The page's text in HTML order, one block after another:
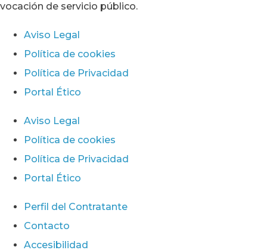
vocación de servicio público.
Aviso Legal
Política de cookies
Política de Privacidad
Portal Ético
Aviso Legal
Política de cookies
Política de Privacidad
Portal Ético
Perfil del Contratante
Contacto
Accesibilidad